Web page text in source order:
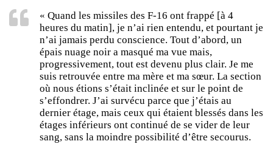
« Quand les missiles des F-16 ont frappé [à 4
heures du matin], je n’ai rien entendu, et pourtant je
n’ai jamais perdu conscience. Tout d’abord, un
épais nuage noir a masqué ma vue mais,
progressivement, tout est devenu plus clair. Je me
suis retrouvée entre ma mère et ma sœur. La section
où nous étions s’était inclinée et sur le point de
s’effondrer. J’ai survécu parce que j’étais au
dernier étage, mais ceux qui étaient blessés dans les
étages inférieurs ont continué de se vider de leur
sang, sans la moindre possibilité d’être secourus.